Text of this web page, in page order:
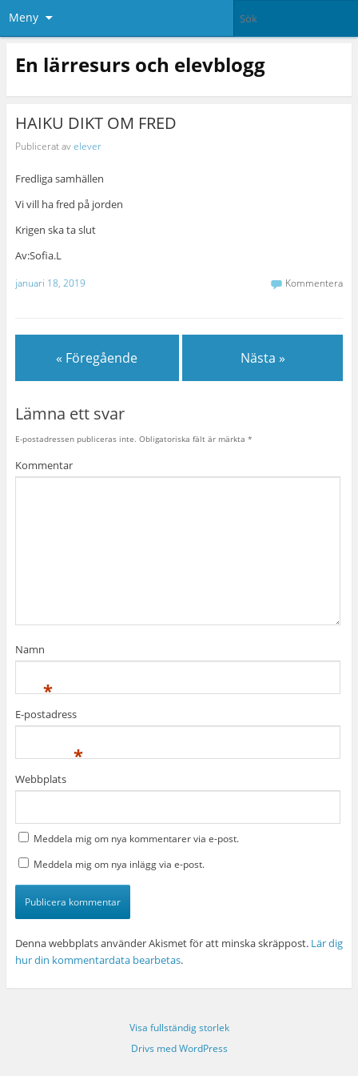
Meny
En lärresurs och elevblogg
HAIKU DIKT OM FRED
Publicerat avelever
Fredliga samhällen
Vi vill ha fred på jorden
Krigen ska ta slut
Av:Sofia.L
januari 18, 2019 Kommentera
« Föregående Nästa »
Lämna ett svar
E-postadressen publiceras inte. Obligatoriska fält är märkta *
Kommentar
Namn
*
E-postadress
*
Webbplats
Meddela mig om nya kommentarer via e-post.
Meddela mig om nya inlägg via e-post.
Denna webbplats använder Akismet för att minska skräppost. Lär dig
hur din kommentardata bearbetas.
Visa fullständig storlek
Drivs med WordPress